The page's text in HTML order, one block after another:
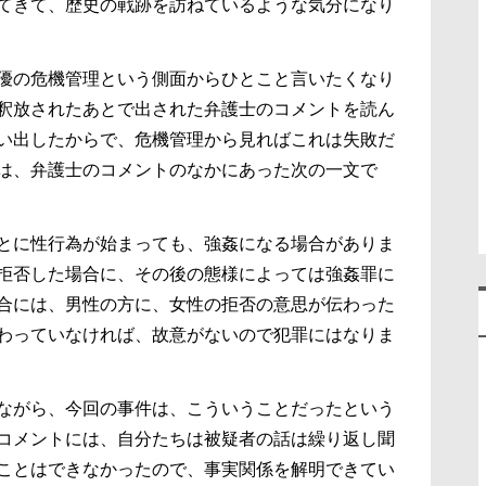
きて、歴史の戦跡を訪ねているような気分になり
の危機管理という側面からひとこと言いたくなり
放されたあとで出された弁護士のコメントを読ん
出したからで、危機管理から見ればこれは失敗だ
、弁護士のコメントのなかにあった次の一文で
に性行為が始まっても、強姦になる場合がありま
否した場合に、その後の態様によっては強姦罪に
には、男性の方に、女性の拒否の意思が伝わった
っていなければ、故意がないので犯罪にはなりま
がら、今回の事件は、こういうことだったという
メントには、自分たちは被疑者の話は繰り返し聞
とはできなかったので、事実関係を解明できてい